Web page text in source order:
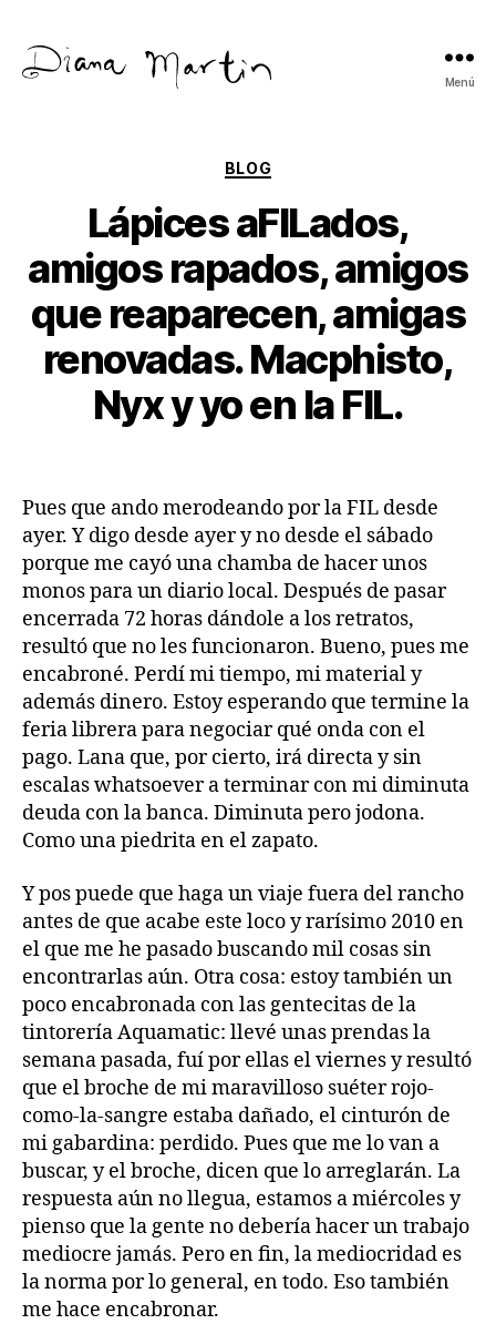
Menú
Categorías
BLOG
Lápices aFILados,
amigos rapados, amigos
que reaparecen, amigas
renovadas. Macphisto,
Nyx y yo en la FIL.
Pues que ando merodeando por la FIL desde
ayer. Y digo desde ayer y no desde el sábado
porque me cayó una chamba de hacer unos
monos para un diario local. Después de pasar
encerrada 72 horas dándole a los retratos,
resultó que no les funcionaron. Bueno, pues me
encabroné. Perdí mi tiempo, mi material y
además dinero. Estoy esperando que termine la
feria librera para negociar qué onda con el
pago. Lana que, por cierto, irá directa y sin
escalas whatsoever a terminar con mi diminuta
deuda con la banca. Diminuta pero jodona.
Como una piedrita en el zapato.
Y pos puede que haga un viaje fuera del rancho
antes de que acabe este loco y rarísimo 2010 en
el que me he pasado buscando mil cosas sin
encontrarlas aún. Otra cosa: estoy también un
poco encabronada con las gentecitas de la
tintorería Aquamatic: llevé unas prendas la
semana pasada, fuí por ellas el viernes y resultó
que el broche de mi maravilloso suéter rojo-
como-la-sangre estaba dañado, el cinturón de
mi gabardina: perdido. Pues que me lo van a
buscar, y el broche, dicen que lo arreglarán. La
respuesta aún no llegua, estamos a miércoles y
pienso que la gente no debería hacer un trabajo
mediocre jamás. Pero en fin, la mediocridad es
la norma por lo general, en todo. Eso también
me hace encabronar.